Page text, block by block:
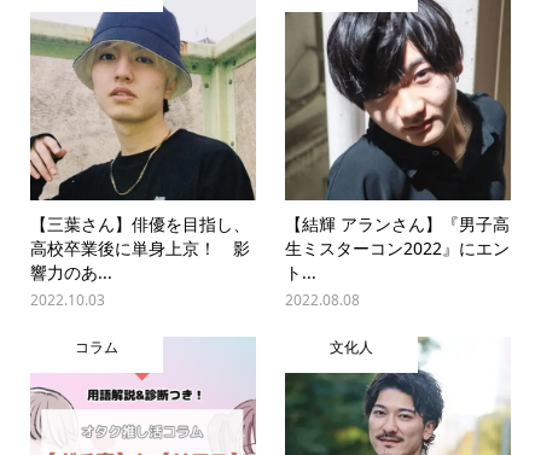
【三葉さん】俳優を目指し、
高校卒業後に単身上京！ 影
響力のあ...
2022.10.03
【結輝 アランさん】『男子高
生ミスターコン2022』にエン
ト...
2022.08.08
コラム 文化人